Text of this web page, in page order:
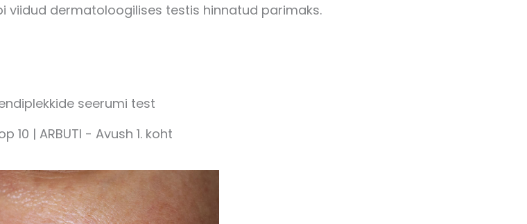
viidud dermatoloogilises testis hinnatud parimaks.
seerumi test
10 | ARBUTI - Avush 1. koht